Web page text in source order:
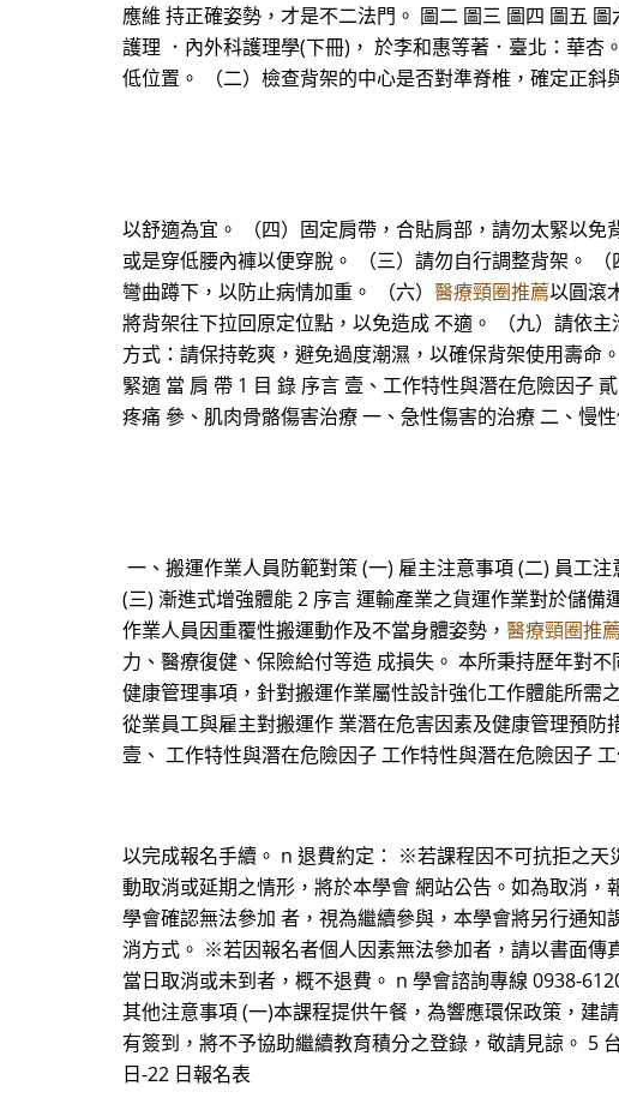
應維 持正確姿勢，才是不二法門。 圖二 圖三 圖四 圖五
護理 ．內外科護理學(下冊)， 於李和惠等著．臺北：華
低位置。 （二）檢查背架的中心是否對準脊椎，確定正斜
以舒適為宜。 （四）固定肩帶，合貼肩部，請勿太緊以
或是穿低腰內褲以便穿脫。 （三）請勿自行調整背架。
彎曲蹲下，以防止病情加重。 （六） 醫療頸圈推薦以圓滾
將背架往下拉回原定位點，以免造成 不適。 （九）請依
方式：請保持乾爽，避免過度潮濕，以確保背架使用壽命
緊適 當 肩 帶 1 目 錄 序言 壹、工作特性與潛在危險因子
疼痛 參、肌肉骨骼傷害治療 一、急性傷害的治療 二、慢
一、搬運作業人員防範對策 (一) 雇主注意事項 (二) 員工
(三) 漸進式增強體能 2 序言 運輸產業之貨運作業對於儲
作業人員因重覆性搬運動作及不當身體姿勢， 醫療頸圈推薦
力、醫療復健、保險給付等造 成損失。 本所秉持歷年對
健康管理事項，針對搬運作業屬性設計強化工作體能所需
從業員工與雇主對搬運作 業潛在危害因素及健康管理預
壹、 工作特性與潛在危險因子 工作特性與潛在危險因子
以完成報名手續。 n 退費約定： ※若課程因不可抗拒之天
動取消或延期之情形，將於本學會 網站公告。如為取消
學會確認無法參加 者，視為繼續參與，本學會將另行通知
消方式。 ※若因報名者個人因素無法參加者，請以書面傳
當日取消或未到者，概不退費。 n 學會諮詢專線 0938-
其他注意事項 (一)本課程提供午餐，為響應環保政策，建
有簽到，將不予協助繼續教育積分之登錄，敬請見諒。 5
日-22 日報名表